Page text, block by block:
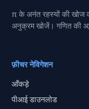
π के अनंत रहस्यों की खोज
अनुक्रम खोजें। गणित की
फ़ीचर नेविगेशन
आँकड़े
पीआई डाउनलोड